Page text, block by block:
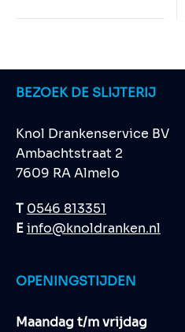
BEZOEK DE SLIJTERIJ
Knol Drankenservice BV
Ambachtstraat 2
7609 RA Almelo
T 0546 813351
Einfo@knoldranken.nl
OPENINGSTIJDEN
Maandag t/m vrijdag